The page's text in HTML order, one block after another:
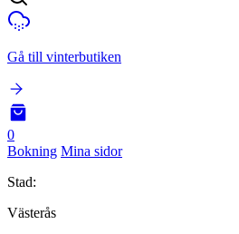
Gå till vinterbutiken
0
Bokning Mina sidor
Stad:
Västerås